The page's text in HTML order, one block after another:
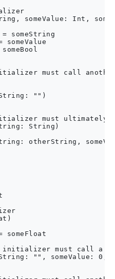
someValue: Int,
someString
someValue
someBool
must call
"")
must ultimately
String)
otherString,
someFloat
must call a
"", someValue: 0,